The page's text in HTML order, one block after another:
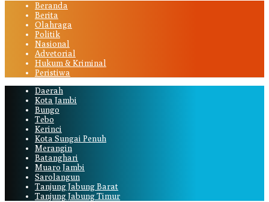
Beranda
Berita
Olahraga
Politik
Nasional
Advetorial
Hukum & Kriminal
Peristiwa
Daerah
Kota Jambi
Bungo
Tebo
Kerinci
Kota Sungai Penuh
Merangin
Batanghari
Muaro Jambi
Sarolangun
Tanjung Jabung Barat
Tanjung Jabung Timur